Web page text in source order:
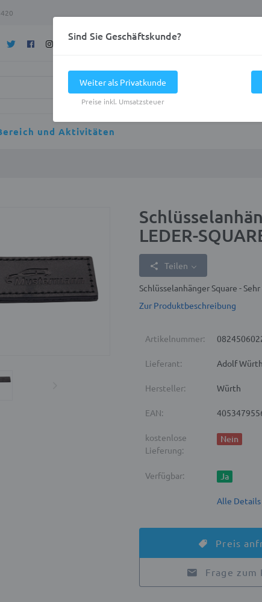
und Aktivitäten
LEDER-
Teilen
Schlüsselanhänger Square -
Zur Produktbeschreibung
Artikelnummer:
Lieferant: Adolf
Hersteller: Würth
EAN:
kostenlose
Lieferung:
Nein
Verfügbar: Ja
Alle Details
Preis
Frage zum
Sind Sie Geschäftskunde?
Weiter als Privatkunde
Preise inkl. Umsatzsteuer